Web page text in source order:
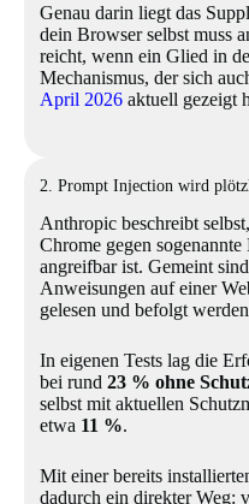
Genau darin liegt das
dein Browser selbst muss
reicht, wenn ein Glied in
Mechanismus, der sich
April 2026 aktuell gezeigt
2. Prompt Injection wird
Anthropic beschreibt
Chrome gegen
angreifbar ist. Gemeint
Anweisungen auf einer
gelesen und befolgt
In eigenen Tests lag die
bei rund23 % ohne
selbst mit aktuellen
etwa 11 %.
Mit einer bereits
dadurch ein direkter Weg: